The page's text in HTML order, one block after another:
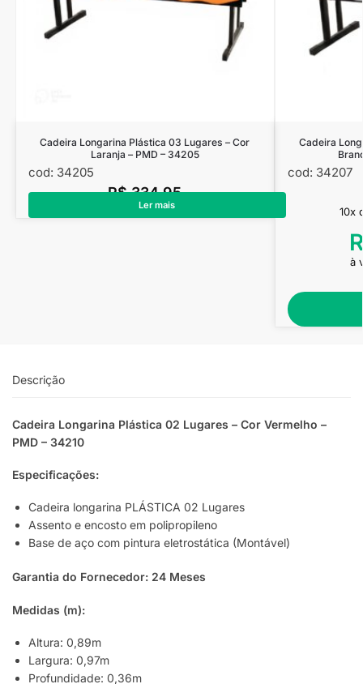
Cadeira Longarina Plástica 03 Lugares – Cor
Laranja – PMD – 34205
cod: 34205
R$334,95
Ler mais
Cadeira
cod: 34207
10x
à
Descrição
Cadeira Longarina Plástica 02 Lugares – Cor Vermelho –
PMD – 34210
Especificações:
Cadeira longarina PLÁSTICA 02 Lugares
Assento e encosto em polipropileno
Base de aço com pintura eletrostática (Montável)
Garantia do Fornecedor: 24 Meses
Medidas (m):
Altura: 0,89m
Largura: 0,97m
Profundidade: 0,36m